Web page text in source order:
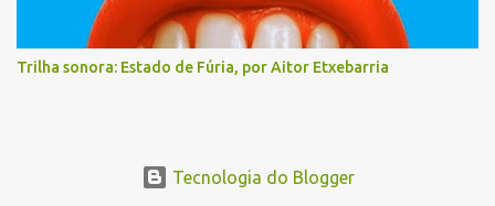
Trilha sonora: Estado de Fúria, por Aitor Etxebarria
Tecnologia do Blogger